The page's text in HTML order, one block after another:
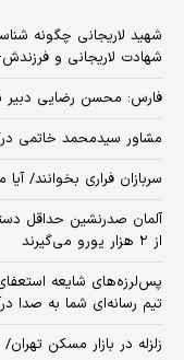
شهید لاریجانی چگونه
شهادت لاریجانی و
فارس: محسن رضایی دبیر
مشاور سیدمحمد خاتمی
سربازان فراری بخوانند/
آلمان صدرنشین حداقل
از ۲ هزار یورو می‌گیرند
پس‌لرزه‌های شایعه
تیم رسانه‌ای شما به صدا
زلزله در بازار مسکن تهران/ قیمت‌ها ۲ برابر شد،